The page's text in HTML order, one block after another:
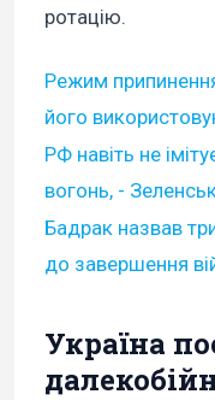
ротацію.
Режим
його
РФ навіть не
вогонь, -
Бадрак назвав
до завершення
Україна